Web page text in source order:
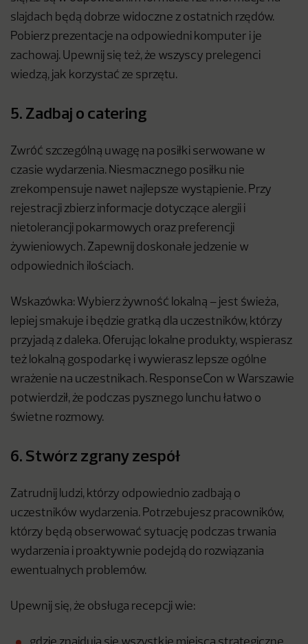
slajdach będą dobrze widoczne z ostatnich rzędów.
Pobierz prezentacje na odpowiedni komputer i je
zachowaj. Upewnij się też, że wszyscy prelegenci
wiedzą, jak korzystać ze sprzętu.
5. Zadbaj o catering
Zwróć szczególną uwagę na posiłki serwowane w
czasie wydarzenia. Niesmacznego posiłku nie
zrekompensuje nawet najlepsze wystąpienie. Przy
rejestracji zbierz informacje dotyczące alergii i
nietolerancji pokarmowych oraz preferencji
żywieniowych. Zapewnij doskonałe jedzenie w
odpowiednich ilościach.
Wskazówka: Wybierz żywność lokalną – jest świeża,
lepiej smakuje i będzie gratką dla uczestników, którzy
przyjadą z daleka. Oferując lokalne produkty, wspierasz
też lokalną gospodarkę i wywierasz lepsze ogólne
wrażenie na uczestnikach. ResponseCon w Warszawie
potwierdził, że podczas pysznego lunchu łatwo o
świetne rozmowy.
6. Stwórz zgrany zespół
Zatrudnij ludzi, którzy odpowiednio zadbają o
uczestników wydarzenia. Potrzebujesz pracowników,
którzy będą obserwować sytuację podczas trwania
wydarzenia i proaktywnie podejdą do rozwiązania
ewentualnych problemów.
Upewnij się, że obsługa recepcji wie: